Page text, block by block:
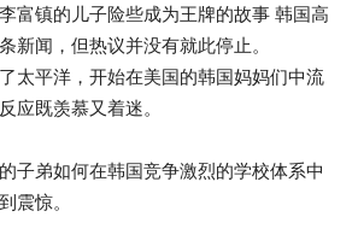
富镇的儿子险些成为王牌的故事 韩国高
新闻，但热议并没有就此停止。
太平洋，开始在美国的韩国妈妈们中流
应既羡慕又着迷。
子弟如何在韩国竞争激烈的学校体系中
震惊。